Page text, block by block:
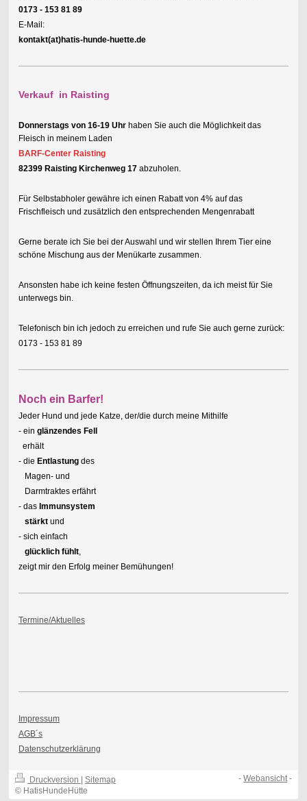
0173 - 153 81 89
E-Mail:
kontakt(at)hatis-hunde-huette.de
Verkauf in Raisting
Donnerstags von 16-19 Uhrhaben Sie auch die Möglichkeit das
Fleisch in meinem Laden
BARF-Center Raisting
82399 Raisting Kirchenweg 17 abzuholen.
Für Selbstabholer gewähre ich einen Rabatt von 4% auf das
Frischfleisch und zusätzlich den entsprechenden Mengenrabatt
Gerne berate ich Sie bei der Auswahl und wir stellen Ihrem Tier eine
schöne Mischung aus der Menükarte zusammen.
Ansonsten habe ich keine festen Öffnungszeiten, da ich meist für Sie
unterwegs bin.
Telefonisch bin ich jedoch zu erreichen und rufe Sie auch gerne zurück:
0173 - 153 81 89
Noch ein Barfer!
Jeder Hund und jede Katze, der/die durch meine Mithilfe
- ein glänzendes Fell
erhält
- die Entlastungdes
Magen- und
Darmtraktes erfährt
- das Immunsystem
stärktund
- sich einfach
glücklich fühlt,
zeigt mir den Erfolg meiner Bemühungen!
Termine/Aktuelles
Impressum
AGB´s
Datenschutzerklärung
Druckversion
Sitemap
© HatisHundeHütte
-Webansicht-